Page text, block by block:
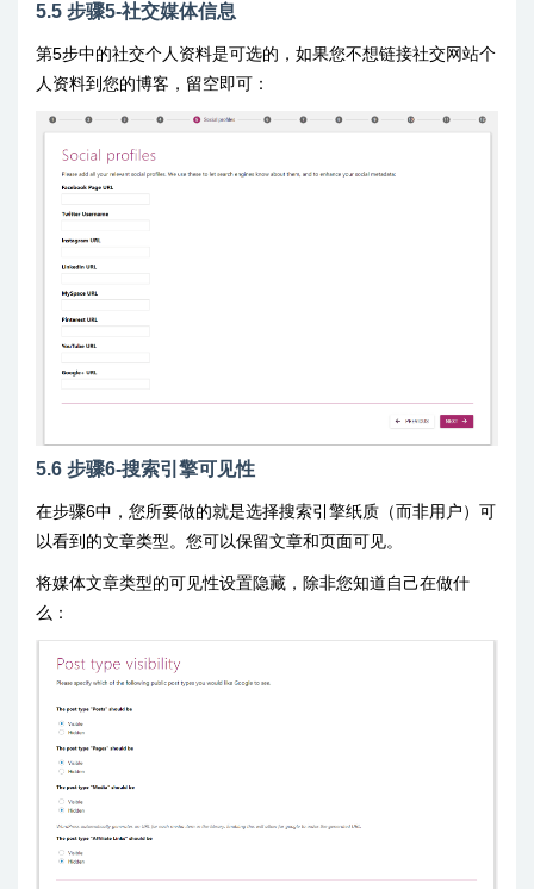
5.5 步骤5-社交媒体信息
第5步中的社交个人资料是可选的，如果您不想链接社交网站个
人资料到您的博客，留空即可：
5.6 步骤6-搜索引擎可见性
在步骤6中，您所要做的就是选择搜索引擎纸质（而非用户）可
以看到的文章类型。您可以保留文章和页面可见。
将媒体文章类型的可见性设置隐藏，除非您知道自己在做什
么：